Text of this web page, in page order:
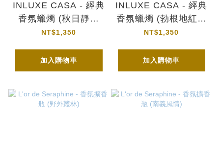
INLUXE CASA - 經典
香氛蠟燭 (秋日靜藍
Bois pamplemousse)
NT$1,350
加入購物車
INLUXE CASA - 經典
香氛蠟燭 (勃根地紅聖
誕 Cardamome)
NT$1,350
加入購物車